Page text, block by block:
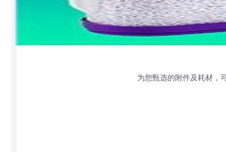
为您甄选的附件及耗材，